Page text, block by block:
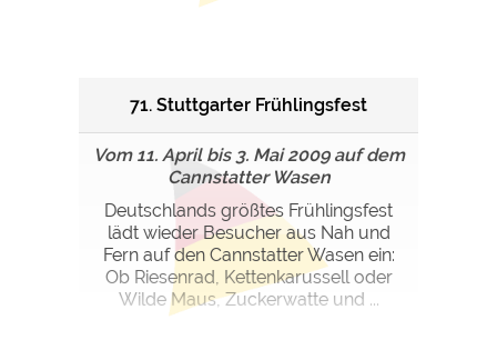
71. Stuttgarter Frühlingsfest
Vom 11. April bis 3. Mai 2009 auf dem
Cannstatter Wasen
Deutschlands größtes Frühlingsfest
lädt wieder Besucher aus Nah und
Fern auf den Cannstatter Wasen ein:
Ob Riesenrad, Kettenkarussell oder
Wilde Maus, Zuckerwatte und ...